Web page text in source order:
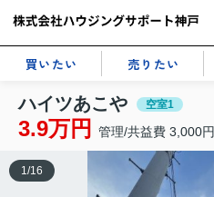
買いたい 売りたい
ハイツあこや 空室1
3.9万円 管理/共益費 3,000円
1/16